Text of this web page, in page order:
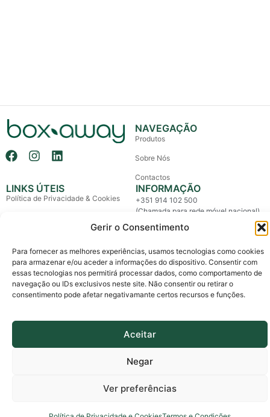
Gerir o Consentimento
Para fornecer as melhores experiências, usamos tecnologias como cookies
para armazenar e/ou aceder a informações do dispositivo. Consentir com
essas tecnologias nos permitirá processar dados, como comportamento de
navegação ou IDs exclusivos neste site. Não consentir ou retirar o
consentimento pode afetar negativamante certos recursos e funções.
Aceitar
Negar
Ver preferências
NAVEGAÇÃO
Produtos
Sobre Nós
Contactos
LINKS ÚTEIS
Política de Privacidade & Cookies
Litígios de Consumo
Livro de Reclamações
INFORMAÇÃO
+351 914 102 500
(Chamada para rede móvel nacional)
info@boxaway.pt